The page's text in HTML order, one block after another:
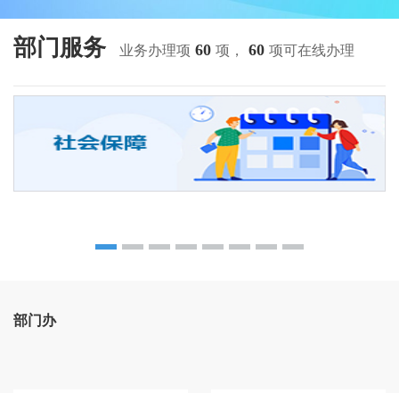
部门服务 业务办理项 60 项， 60 项可在线办理
部门办